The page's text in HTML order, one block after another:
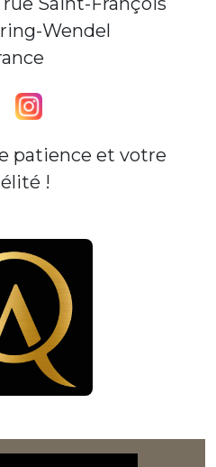
Wendel
patience et votre
!